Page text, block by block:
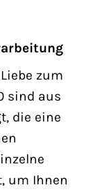
zum
sind aus
die eine
um Ihnen